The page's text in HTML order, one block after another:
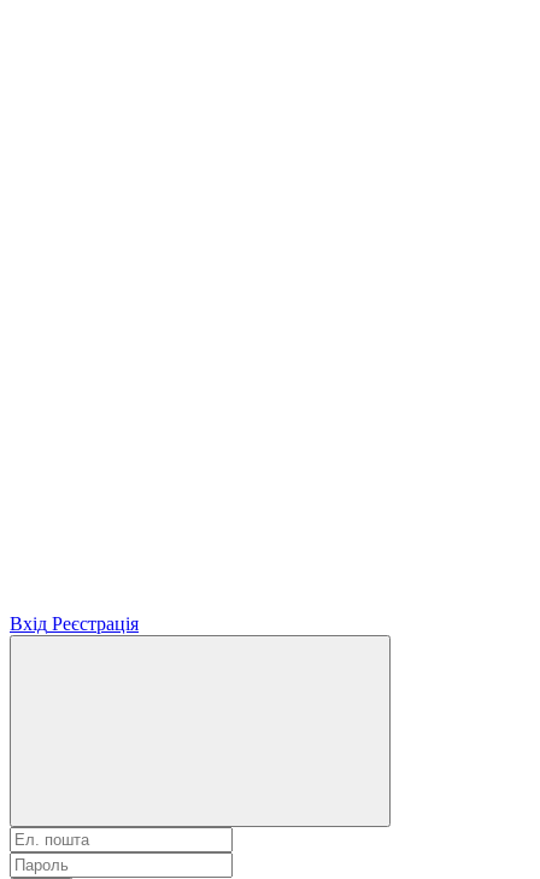
Вхід Реєстрація